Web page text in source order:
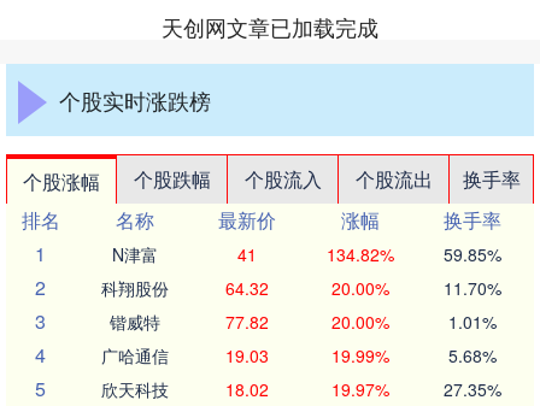
天创网文章已加载完成
个股实时涨跌榜
个股涨幅 个股跌幅 个股流入 个股流出
换手率
排名
名称 最新价 涨幅
换手率
1
N津富 41 134.82% 59.85%
2 科翔股份 64.32 20.00% 11.70%
3 锴威特 77.82 20.00% 1.01%
4 广哈通信 19.03 19.99% 5.68%
5 欣天科技 18.02 19.97% 27.35%